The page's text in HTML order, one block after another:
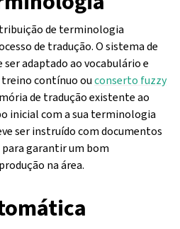
de terminologia
de tradução. O sistema de
adaptado ao vocabulário e
contínuo ouconserto fuzzy
de tradução existente ao
inicial com a sua terminologia
ser instruído com documentos
garantir um bom
na área.